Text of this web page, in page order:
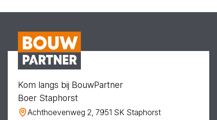
Kom langs bij BouwPartner
Boer Staphorst
Achthoevenweg 2, 7951 SK Staphorst